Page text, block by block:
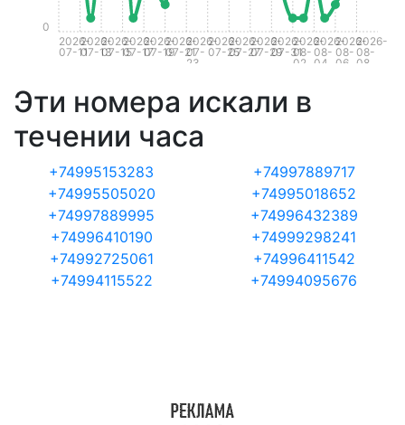
2026-
07-11
2026-
07-13
2026-
07-15
2026-
07-17
2026-
07-19
2026-
07-21
2026-
07-
23
2026-
07-25
2026-
07-27
2026-
07-29
2026-
07-31
2026-
08-
02
2026-
08-
04
2026-
08-
06
2026-
08-
08
0
Эти номера искали в
течении часа
+74995153283
+74997889717
+74995505020
+74995018652
+74997889995
+74996432389
+74996410190
+74999298241
+74992725061
+74996411542
+74994115522
+74994095676